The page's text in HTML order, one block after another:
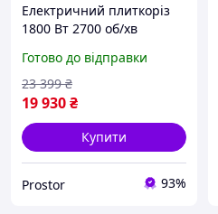
Електричний плиткоріз
1800 Вт 2700 об/хв
мм 45 мм водяний
плиткоріз
Готово до відправки
19 930₴
23 399 ₴
Купити
Prostor 93%